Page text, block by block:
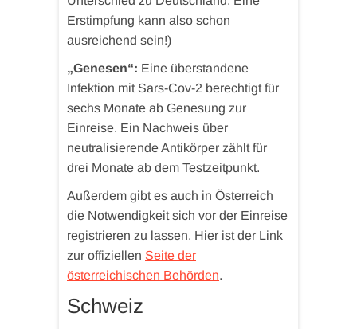
Erstimpfung kann also schon
ausreichend sein!)
„Genesen“: Eine überstandene
Infektion mit Sars-Cov-2 berechtigt für
sechs Monate ab Genesung zur
Einreise. Ein Nachweis über
neutralisierende Antikörper zählt für
drei Monate ab dem Testzeitpunkt.
Außerdem gibt es auch in Österreich
die Notwendigkeit sich vor der Einreise
registrieren zu lassen. Hier ist der Link
zur offiziellen Seite der
österreichischen Behörden.
Schweiz